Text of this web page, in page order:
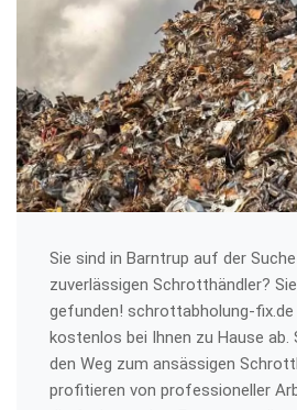
Sie sind in Barntrup auf der
zuverlässigen Schrotthändler?
gefunden! schrottabholung-
kostenlos bei Ihnen zu Hause ab.
den Weg zum ansässigen
profitieren von professioneller